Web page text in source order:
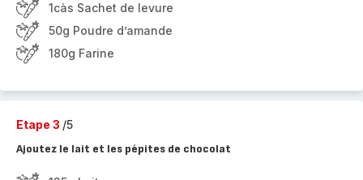
1càs Sachet de levure
50g Poudre d’amande
180g Farine
Etape 3 /5
Ajoutez le lait et les pépites de chocolat